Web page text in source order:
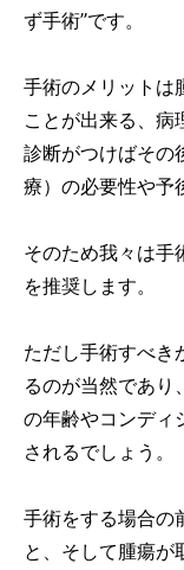
ず手術”です。
手術のメリットは
ことが出来る、病
診断がつけばその
療）の必要性や予
そのため我々は手
を推奨します。
ただし手術すべき
るのが当然であり
の年齢やコンディ
されるでしょう。
手術をする場合の
と、そして腫瘍が